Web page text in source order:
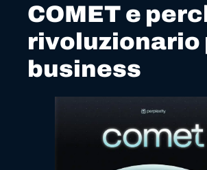
COMET e
rivoluzionario
business